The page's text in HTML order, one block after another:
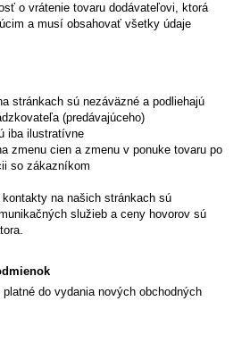
o vrátenie tovaru dodávateľovi, ktorá
a musí obsahovať všetky údaje
stránkach sú nezáväzné a podliehajú
(predávajúceho)
iba ilustratívne
zmenu cien a zmenu v ponuke tovaru po
so zákazníkom
na našich stránkach sú
služieb a ceny hovorov sú
do vydania nových obchodných